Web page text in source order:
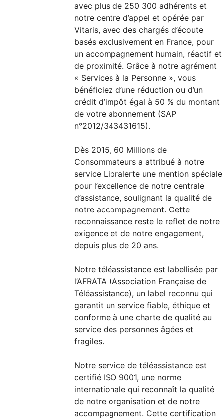
avec plus de 250 300 adhérents et
notre centre d’appel et opérée par
Vitaris, avec des chargés d’écoute
basés exclusivement en France, pour
un accompagnement humain, réactif et
de proximité. Grâce à notre agrément
« Services à la Personne », vous
bénéficiez d’une réduction ou d’un
crédit d’impôt égal à 50 % du montant
de votre abonnement (SAP
n°2012/343431615).
Dès 2015, 60 Millions de
Consommateurs a attribué à notre
service Libralerte une mention spéciale
pour l’excellence de notre centrale
d’assistance, soulignant la qualité de
notre accompagnement. Cette
reconnaissance reste le reflet de notre
exigence et de notre engagement,
depuis plus de 20 ans.
Notre téléassistance est labellisée par
l’AFRATA (Association Française de
Téléassistance), un label reconnu qui
garantit un service fiable, éthique et
conforme à une charte de qualité au
service des personnes âgées et
fragiles.
Notre service de téléassistance est
certifié ISO 9001, une norme
internationale qui reconnaît la qualité
de notre organisation et de notre
accompagnement. Cette certification